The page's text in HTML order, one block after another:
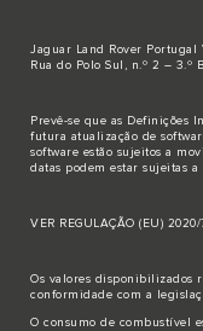
Jaguar Land Rover Portugal
Rua do Polo Sul, n.º 2 – 3.º
Prevê-se que as Definições
futura atualização de
software estão sujeitos a
datas podem estar sujeitas a
VER REGULAÇÃO (EU) 2020/
Os valores disponibilizados
conformidade com a
O consumo de combustível